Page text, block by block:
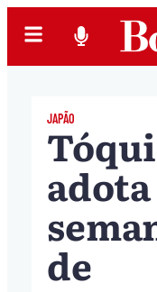
JAPÃO
adota
de